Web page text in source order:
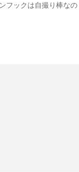
フックは自撮り棒なの